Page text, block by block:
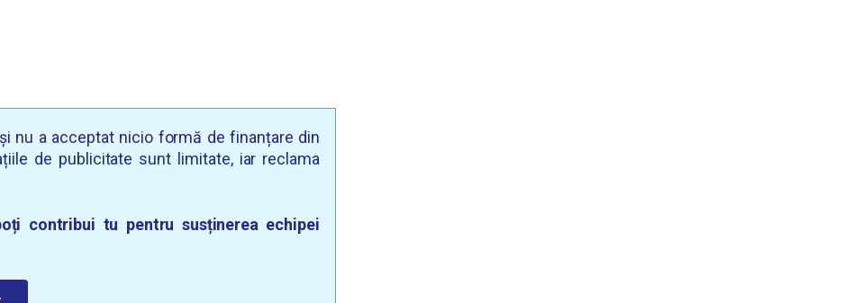
nu a acceptat nicio formă de finanțare din
de publicitate sunt limitate, iar reclama
contribui tu pentru susținerea echipei